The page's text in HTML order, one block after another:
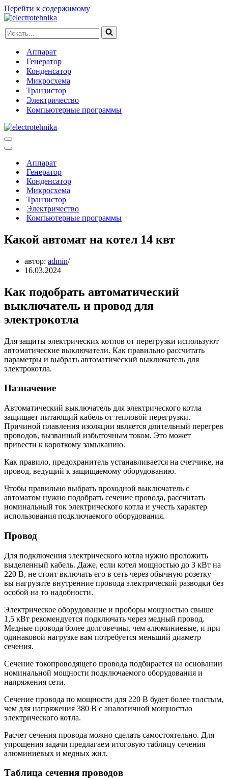
Перейти к содержимому
Искать...
Аппарат
Генератор
Конденсатор
Микросхема
Транзистор
Электричество
Компьютерные программы
Меню
навигации
Меню
навигацииАппарат
Генератор
Конденсатор
Микросхема
Транзистор
Электричество
Компьютерные программы
Какой автомат на котел 14 квт
автор: admin
16.03.2024
Как подобрать автоматический
выключатель и провод для
электрокотла
Для защиты электрических котлов от перегрузки используют
автоматические выключатели. Как правильно рассчитать
параметры и выбрать автоматический выключатель для
электрокотла.
Назначение
Автоматический выключатель для электрического котла
защищает питающий кабель от тепловой перегрузки.
Причиной плавления изоляции является длительный перегрев
проводов, вызванный избыточным током. Это может
привести к короткому замыканию.
Как правило, предохранитель устанавливается на счетчике, на
провод, ведущий к защищаемому оборудованию.
Чтобы правильно выбрать проходной выключатель с
автоматом нужно подобрать сечение провода, рассчитать
номинальный ток электрического котла и учесть характер
использования подключаемого оборудования.
Провод
Для подключения электрического котла нужно проложить
выделенный кабель. Даже, если котел мощностью до 3 кВт на
220 В, не стоит включать его в сеть через обычную розетку –
вы нагрузите внутренние провода электрической разводки без
особой на то надобности.
Электрическое оборудование и проборы мощностью свыше
1,5 кВт рекомендуется подключать через медный провод.
Медные провода более долговечны, чем алюминиевые, и при
одинаковой нагрузке вам потребуется меньший диаметр
сечения.
Сечение токопроводящего провода подбирается на основании
номинальной мощности подключаемого оборудования и
напряжения сети.
Сечение провода по мощности для 220 В будет более толстым,
чем для напряжения 380 В с аналогичной мощностью
электрического котла.
Расчет сечения провода можно сделать самостоятельно. Для
упрощения задачи предлагаем итоговую таблицу сечения
алюминиевых и медных жил.
Таблица сечения проводов